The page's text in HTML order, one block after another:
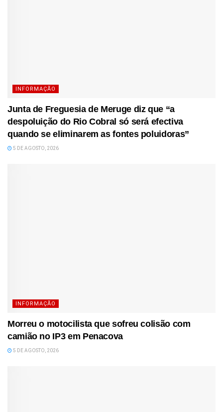
INFORMAÇÃO
Junta de Freguesia de Meruge diz que “a
despoluição do Rio Cobral só será efectiva
quando se eliminarem as fontes poluidoras”
5 DE AGOSTO, 2026
INFORMAÇÃO
Morreu o motocilista que sofreu colisão com
camião no IP3 em Penacova
5 DE AGOSTO, 2026